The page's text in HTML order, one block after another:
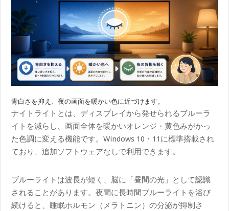
青白さを抑え、夜の画面を暖かい色に近づけます。
ナイトライトとは、ディスプレイから発せられるブルーラ
イトを減らし、画面全体を暖かいオレンジ・黄色みがかっ
た色調に変える機能です。Windows 10・11に標準搭載され
ており、追加ソフトウェアなしで利用できます。
ブルーライトは波長が短く、脳に「昼間の光」として認識
されることがあります。夜間に長時間ブルーライトを浴び
続けると、睡眠ホルモン（メラトニン）の分泌が抑制さ